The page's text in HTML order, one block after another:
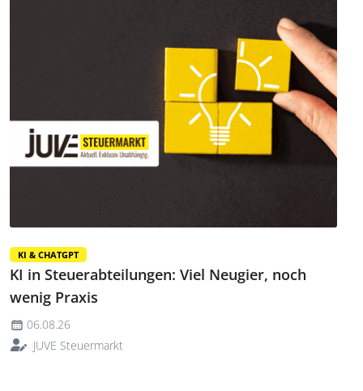
KI & CHATGPT
KI in Steuerabteilungen: Viel Neugier, noch
wenig Praxis
06.08.26
JUVE Steuermarkt